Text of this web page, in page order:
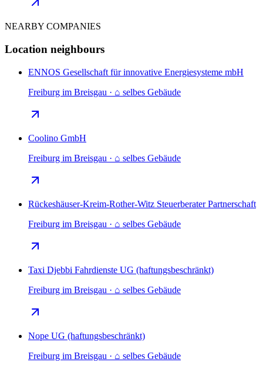
NEARBY COMPANIES
Location neighbours
ENNOS Gesellschaft für innovative Energiesysteme mbH
Freiburg im Breisgau · ⌂ selbes Gebäude
Coolino GmbH
Freiburg im Breisgau · ⌂ selbes Gebäude
Rückeshäuser-Kreim-Rother-Witz Steuerberater Partnerschaft
Freiburg im Breisgau · ⌂ selbes Gebäude
Taxi Djebbi Fahrdienste UG (haftungsbeschränkt)
Freiburg im Breisgau · ⌂ selbes Gebäude
Nope UG (haftungsbeschränkt)
Freiburg im Breisgau · ⌂ selbes Gebäude